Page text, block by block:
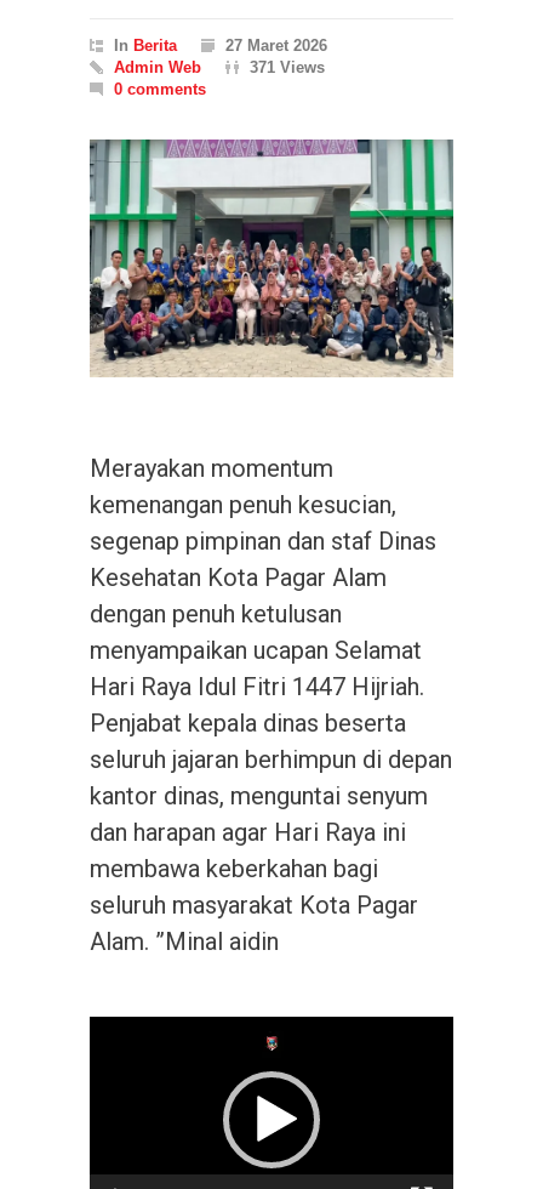
In Berita
27 Maret 2026
Admin Web
371 Views
0 comments
Merayakan momentum
kemenangan penuh kesucian,
segenap pimpinan dan staf Dinas
Kesehatan Kota Pagar Alam
dengan penuh ketulusan
menyampaikan ucapan Selamat
Hari Raya Idul Fitri 1447 Hijriah.
Penjabat kepala dinas beserta
seluruh jajaran berhimpun di depan
kantor dinas, menguntai senyum
dan harapan agar Hari Raya ini
membawa keberkahan bagi
seluruh masyarakat Kota Pagar
Alam. ​”Minal aidin